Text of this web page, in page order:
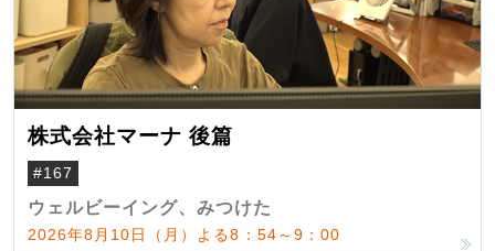
株式会社マーナ 後篇
#167
ウェルビーイング、みつけた
2026年8月10日（月）よる8：54～9：00